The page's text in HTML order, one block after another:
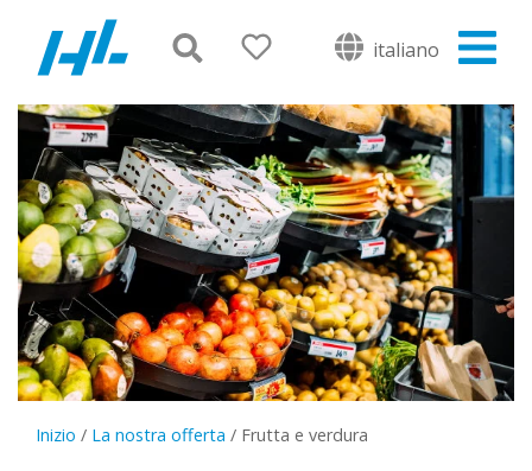
italiano
Inizio / La nostra offerta / Frutta e verdura